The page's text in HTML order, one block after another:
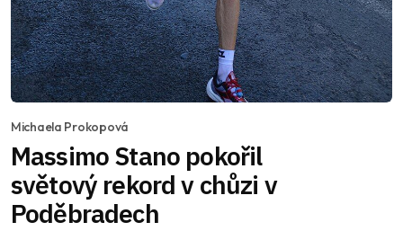
Michaela Prokopová
Massimo Stano pokořil
světový rekord v chůzi v
Poděbradech